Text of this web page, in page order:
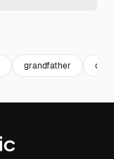
grandfather